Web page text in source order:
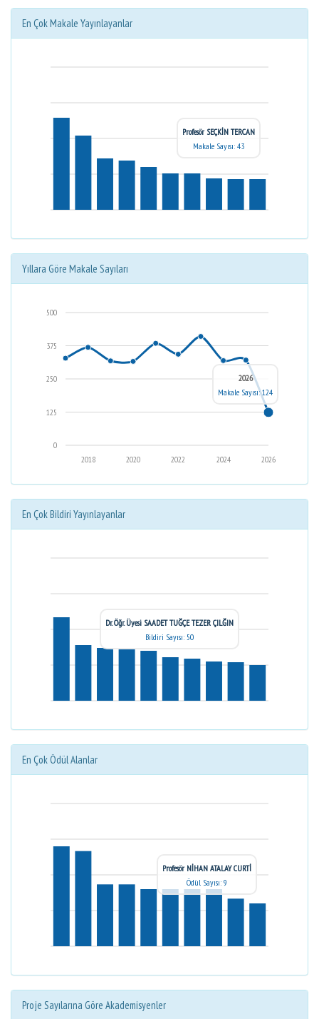
En Çok Makale Yayınlayanlar
Profesör SEÇKİN TERCAN
Makale Sayısı: 43
Yıllara Göre Makale Sayıları
0
125
250
375
500
2026
2024
2022
2020
2018
2026
Makale Sayısı: 124
En Çok Bildiri Yayınlayanlar
Dr. Öğr. Üyesi SAADET TUĞÇE TEZER ÇILĞIN
Bildiri Sayısı: 50
En Çok Ödül Alanlar
Profesör NİHAN ATALAY CURTİ
Ödül Sayısı: 9
Proje Sayılarına Göre Akademisyenler